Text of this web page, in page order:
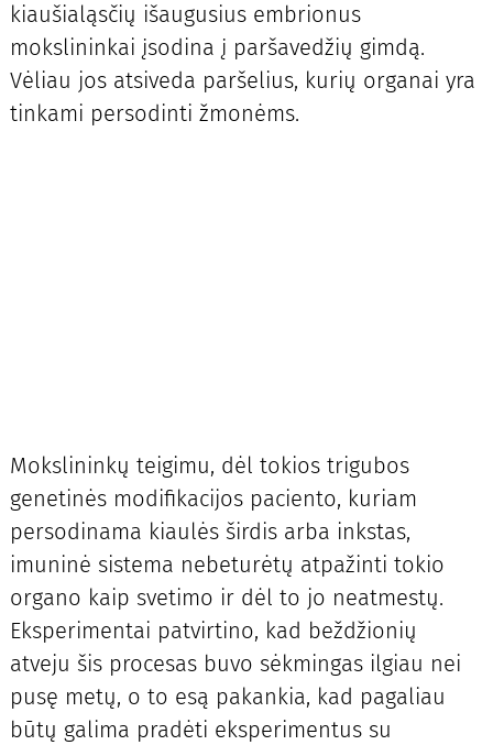
kiaušialąsčių išaugusius embrionus
mokslininkai įsodina į paršavedžių gimdą.
Vėliau jos atsiveda paršelius, kurių organai yra
tinkami persodinti žmonėms.
Mokslininkų teigimu, dėl tokios trigubos
genetinės modifikacijos paciento, kuriam
persodinama kiaulės širdis arba inkstas,
imuninė sistema nebeturėtų atpažinti tokio
organo kaip svetimo ir dėl to jo neatmestų.
Eksperimentai patvirtino, kad beždžionių
atveju šis procesas buvo sėkmingas ilgiau nei
pusę metų, o to esą pakankia, kad pagaliau
būtų galima pradėti eksperimentus su